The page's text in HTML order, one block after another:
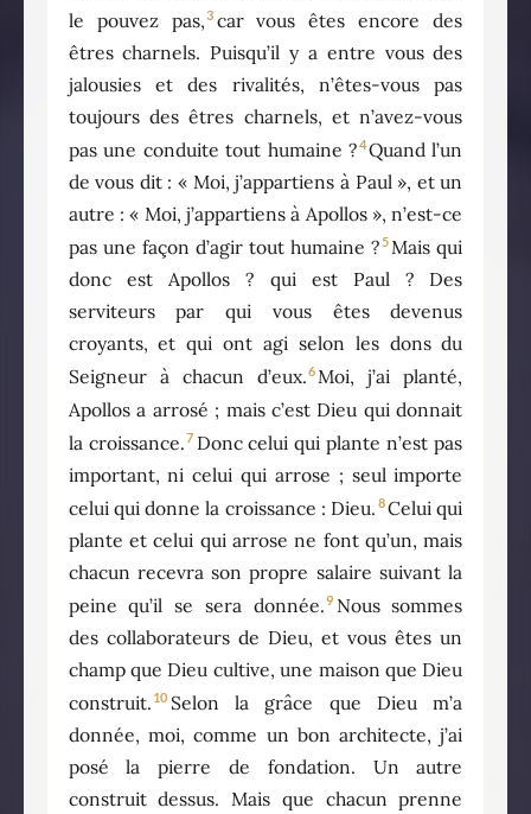
le pouvez pas,3 car vous êtes encore des
êtres charnels. Puisqu’il y a entre vous des
jalousies et des rivalités, n’êtes-vous pas
toujours des êtres charnels, et n’avez-vous
pas une conduite tout humaine ?4Quand l’un
de vous dit : « Moi, j’appartiens à Paul », et un
autre : « Moi, j’appartiens à Apollos », n’est-ce
pas une façon d’agir tout humaine ?5Mais qui
donc est Apollos ? qui est Paul ? Des
serviteurs par qui vous êtes devenus
croyants, et qui ont agi selon les dons du
Seigneur à chacun d’eux.6Moi, j’ai planté,
Apollos a arrosé ; mais c’est Dieu qui donnait
la croissance.7 Donc celui qui plante n’est pas
important, ni celui qui arrose ; seul importe
celui qui donne la croissance : Dieu. 8Celui qui
plante et celui qui arrose ne font qu’un, mais
chacun recevra son propre salaire suivant la
peine qu’il se sera donnée.9 Nous sommes
des collaborateurs de Dieu, et vous êtes un
champ que Dieu cultive, une maison que Dieu
construit. 10 Selon la grâce que Dieu m’a
donnée, moi, comme un bon architecte, j’ai
posé la pierre de fondation. Un autre
construit dessus. Mais que chacun prenne